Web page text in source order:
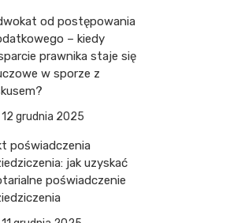
od postępowania
– kiedy
prawnika staje się
w sporze z
12 grudnia 2025
poświadczenia
jak uzyskać
poświadczenie